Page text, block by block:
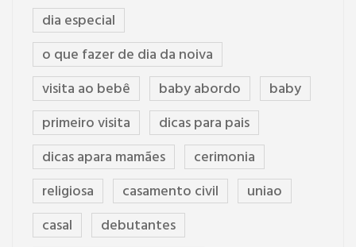
dia especial
o que fazer de dia da noiva
visita ao bebê
baby abordo
baby
primeiro visita
dicas para pais
dicas apara mamães
cerimonia
religiosa
casamento civil
uniao
casal
debutantes